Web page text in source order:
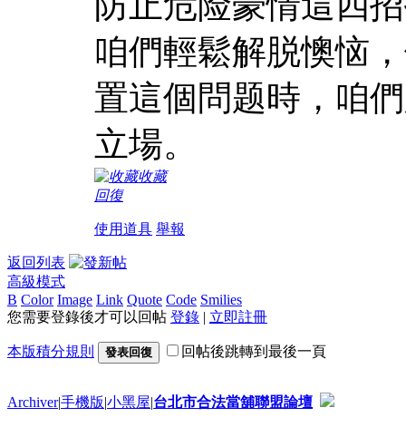
咱們輕鬆解脱懊恼
置這個問题時，咱
立場。
收藏
回復
使用道具 舉報
返回列表
高級模式
B Color Image Link Quote Code Smilies
您需要登錄後才可以回帖 登錄 | 立即註冊
本版積分規則 發表回復 回帖後跳轉到最後一頁
Archiver|手機版|小黑屋|台北市合法當舖聯盟論壇